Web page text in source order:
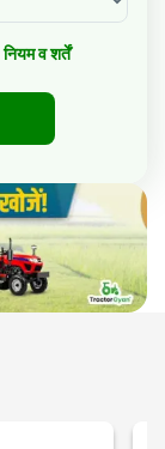
नियम व शर्तें